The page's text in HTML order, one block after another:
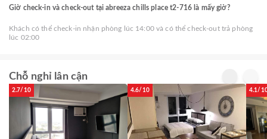
Giờ check-in và check-out tại abreeza chills place t2-716 là mấy giờ?
Khách có thể check-in nhận phòng lúc 14:00 và có thể check-out trả phòng
lúc 02:00
Chỗ nghỉ lân cận
2.7/10 4.6/10 4.1/